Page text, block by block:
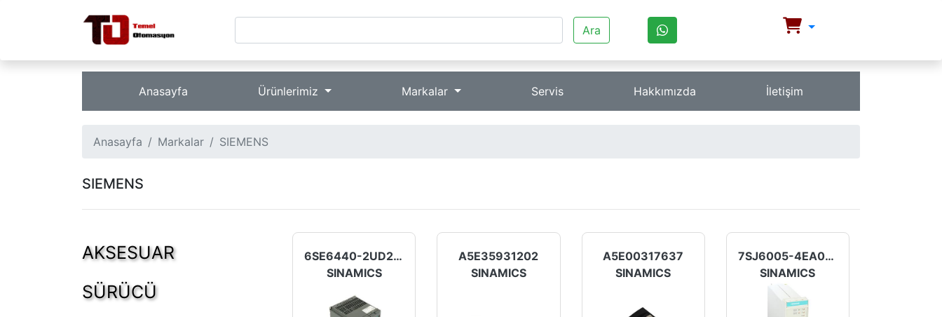
Ara
Anasayfa Ürünlerimiz Markalar Servis Hakkımızda İletişim
Anasayfa Markalar SIEMENS
SIEMENS
AKSESUAR
SÜRÜCÜ
6SE6440-2UD27-5CA1
SINAMICS
A5E35931202
SINAMICS
A5E00317637
SINAMICS
7SJ6005-4EA00-0DA0/BB
SINAMICS